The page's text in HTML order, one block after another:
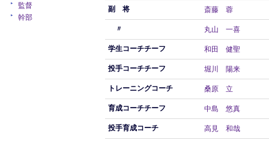
監督
幹部
副 将 斎藤 蓉
〃 丸山 一喜
学生コーチチーフ 和田 健聖
投手コーチチーフ 堀川 陽来
トレーニングコーチ 桑原 立
育成コーチチーフ 中島 悠真
投手育成コーチ 高見 和哉